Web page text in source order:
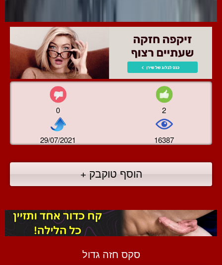
0 2
29/07/2021 16387
הוסף טוקבק +
סקס חזה גדול